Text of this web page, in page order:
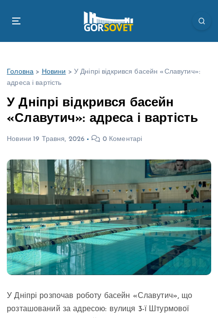
Головна > Новини > У Дніпрі відкрився басейн «Славутич»:
адреса і вартість
У Дніпрі відкрився басейн
«Славутич»: адреса і вартість
Новини 19 Травня, 2026 0 Коментарі
У Дніпрі розпочав роботу басейн «Славутич», що
розташований за адресою: вулиця 3-ї Штурмової